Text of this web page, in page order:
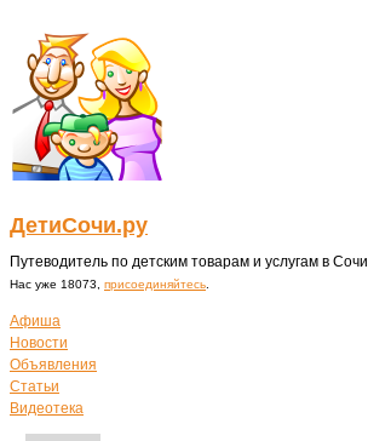
ДетиСочи.ру
Путеводитель по детским товарам и услугам в Сочи
Нас уже 18073, присоединяйтесь
Афиша
Новости
Объявления
Статьи
Видеотека